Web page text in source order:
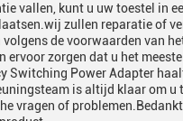
vallen, kunt u uw toestel in
zullen reparatie of
de voorwaarden van
ervoor zorgen dat u het
Switching Power Adapter
is altijd klaar om u
vragen of